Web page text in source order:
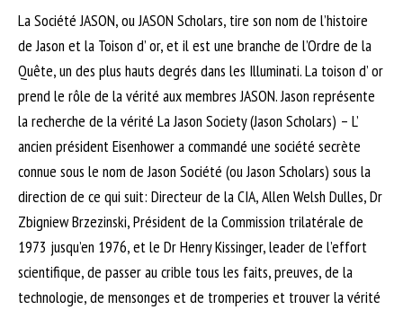
La Société JASON, ou JASON Scholars, tire son nom de l’histoire
de Jason et la Toison d’ or, et il est une branche de l’Ordre de la
Quête, un des plus hauts degrés dans les Illuminati. La toison d’ or
prend le rôle de la vérité aux membres JASON. Jason représente
la recherche de la vérité La Jason Society (Jason Scholars) – L’
ancien président Eisenhower a commandé une société secrète
connue sous le nom de Jason Société (ou Jason Scholars) sous la
direction de ce qui suit: Directeur de la CIA, Allen Welsh Dulles, Dr
Zbigniew Brzezinski, Président de la Commission trilatérale de
1973 jusqu’en 1976, et le Dr Henry Kissinger, leader de l’effort
scientifique, de passer au crible tous les faits, preuves, de la
technologie, de mensonges et de tromperies et trouver la vérité